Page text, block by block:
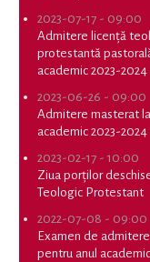
2023-07-17 - 09:00
Admitere licență
protestantă
academic 2023-2024
2023-06-26 - 09:00
Admitere masterat
academic 2023-2024
2023-02-17 - 10:00
Ziua porților
Teologic Protestant
2022-07-08 - 09:00
Examen de
pentru anul